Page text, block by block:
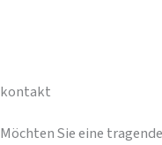
kontakt
Möchten Sie eine